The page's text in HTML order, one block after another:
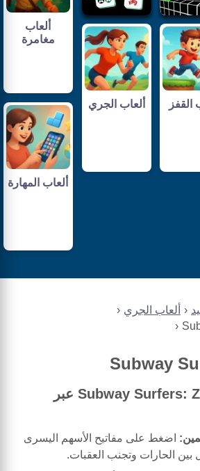
ألعاب الجري
Subway
كيفية لعب Subway Surfers: Zurich عبر
اضغط على مفاتيح الأسهم اليسرى
بين الحارات وتجنب العقبات.
ألعاب
مغامرة
القفز ألعاب الجري
ألعاب المهارة